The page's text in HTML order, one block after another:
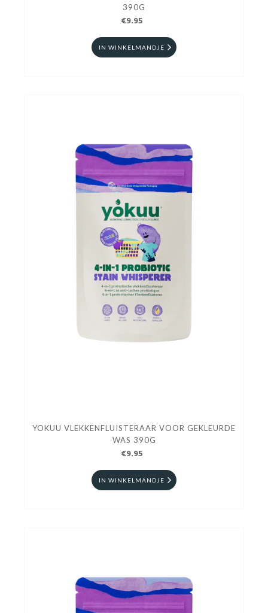
390G
€9.95
IN WINKELMANDJE
YOKUU VLEKKENFLUISTERAAR VOOR GEKLEURDE
WAS 390G
€9.95
IN WINKELMANDJE